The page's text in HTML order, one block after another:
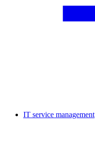
IT service management